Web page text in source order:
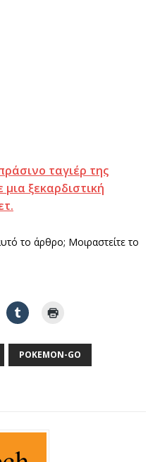
ταγιέρ της
ξεκαρδιστική
το άρθρο; Μοιραστείτε το
POKEMON-GO